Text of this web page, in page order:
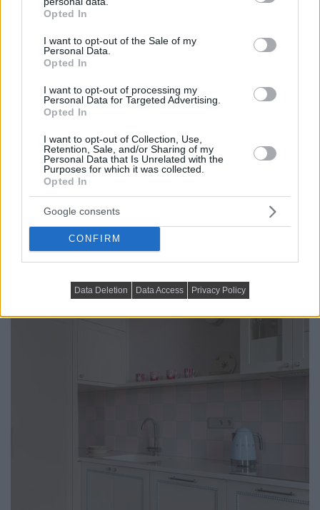
grant or deny consent to Google and its third-party tags to
use your data for below specified purposes in below Google
consent section.
Opted In
I want to opt-out of the Sale of my
Personal Data.
Opted In
I want to opt-out of processing my
Personal Data for Targeted Advertising.
Opted In
I want to opt-out of Collection, Use,
Retention, Sale, and/or Sharing of my
Personal Data that Is Unrelated with the
Purposes for which it was collected.
Opted In
Google consents
CONFIRM
Data Deletion Data Access Privacy Policy